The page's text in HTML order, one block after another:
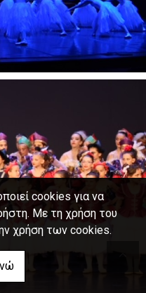
cookies για να
Με τη χρήση του
χρήση των cookies.